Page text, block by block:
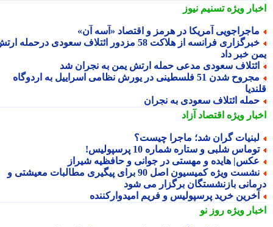
ویژهتسنیم نیوز
آمریکا در هرمز و اقتصاد «آسه آن»
خبرگزاری فرانسه از هلاکت 58 مزدور ائتلاف سعودی درحمله ارتش
خبر داد
سعودی مدعی حمله ارتش یمن به نجران شد
مجروح شدن 51 فلسطینی در یورش نظامی اسراییل به اردوگاه
ائتلاف سعودی به نجران
ویژهاقتصاد آزاد
گران شد؛ ماجرا چیست؟
شلبی و ستاره شماره 10 پرسپولیس!
هایده و مهستی در جوانی و حافظیه شیراز
نشست ویژه کمیسیون اصل 90 برای پیگیری مطالبات معیشتی و
بازنشستگان برگزار می شود
خرید پرسپولیس و فریم امیدوارکننده
ویژهروز نو